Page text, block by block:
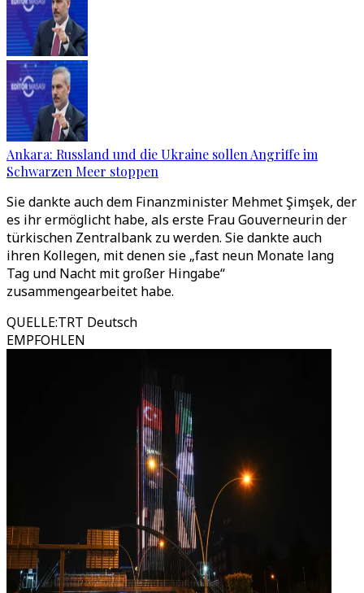
Ankara: Russland und die Ukraine sollen Angriffe im
Schwarzen Meer stoppen
Sie dankte auch dem Finanzminister Mehmet Şimşek, der
es ihr ermöglicht habe, als erste Frau Gouverneurin der
türkischen Zentralbank zu werden. Sie dankte auch
ihren Kollegen, mit denen sie „fast neun Monate lang
Tag und Nacht mit großer Hingabe“
zusammengearbeitet habe.
QUELLE:TRT Deutsch
EMPFOHLEN